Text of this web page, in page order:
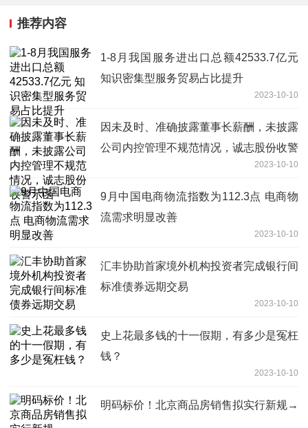
推荐内容
1-8月我国服务进出口总额42533.7亿元
知识密集型服务贸易占比提升
2023-10-10
因未及时、准确披露董事长薪酬，未披露
公司内控管理不规范情况，诚志股份收警
2023-10-10
9月中国电商物流指数为112.3点 电商物
流需求明显改善
2023-10-10
汇丰协助首家境外机构投资者完成银行间
标准债券远期交易
2023-10-10
史上花最多钱的十一假期，有多少是冤枉
钱？
2023-10-10
明码标价！北京商品房销售拟实行新规→